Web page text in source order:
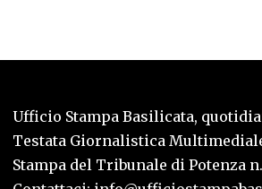
Ufficio Stampa Basilicata,
Testata Giornalistica
Stampa del Tribunale di Potenza n.